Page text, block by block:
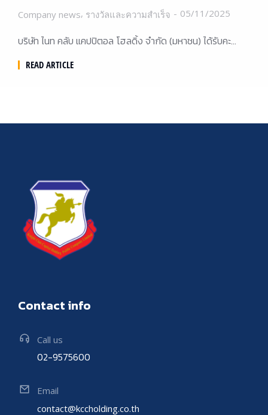
Company news, รางวัลและความสำเร็จ 05/11/2025
บริษัท ไนท คลับ แคปปิตอล โฮลดิ้ง จำกัด (มหาชน) ได้รับคะ…
READ ARTICLE
Contact info
Call us
02-9575600
Email
contact@kccholding.co.th